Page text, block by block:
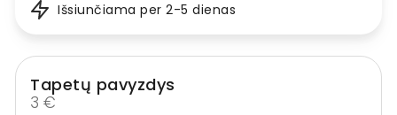
Išsiunčiama per 2-5 dienas
Tapetų pavyzdys
3 €